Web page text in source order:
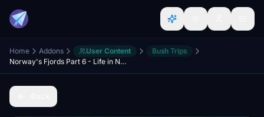
Home Addons User Content
Bush Trips
Norway's Fjords Part 6 - Life in Norway - MULTILINGUAL